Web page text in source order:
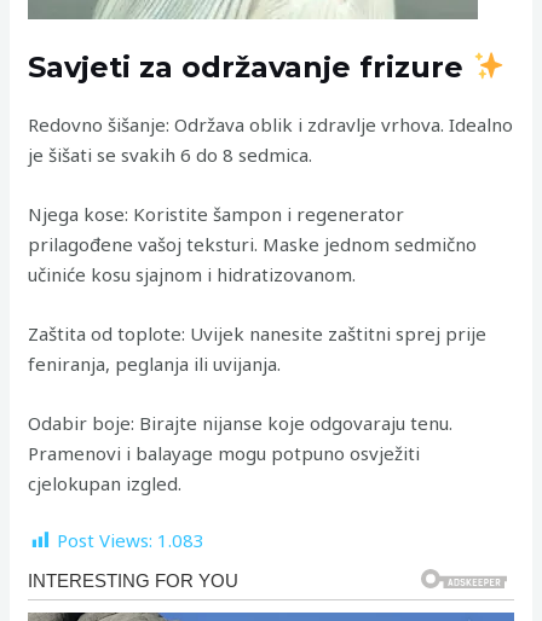
Savjeti za održavanje frizure
Redovno šišanje: Održava oblik i zdravlje vrhova. Idealno
je šišati se svakih 6 do 8 sedmica.
Njega kose: Koristite šampon i regenerator
prilagođene vašoj teksturi. Maske jednom sedmično
učiniće kosu sjajnom i hidratizovanom.
Zaštita od toplote: Uvijek nanesite zaštitni sprej prije
feniranja, peglanja ili uvijanja.
Odabir boje: Birajte nijanse koje odgovaraju tenu.
Pramenovi i balayage mogu potpuno osvježiti
cjelokupan izgled.
Post Views: 1.083